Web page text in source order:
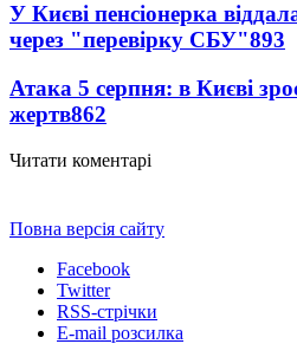
У Києві пенсіонерка
через "перевірку СБУ"893
Атака 5 серпня: в Києві
жертв862
Читати коментарі
Повна версія сайту
Facebook
Twitter
RSS-стрічки
E-mail розсилка